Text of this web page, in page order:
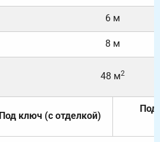
6 м
8 м
48 м2
Под ключ (с отделкой)
Под